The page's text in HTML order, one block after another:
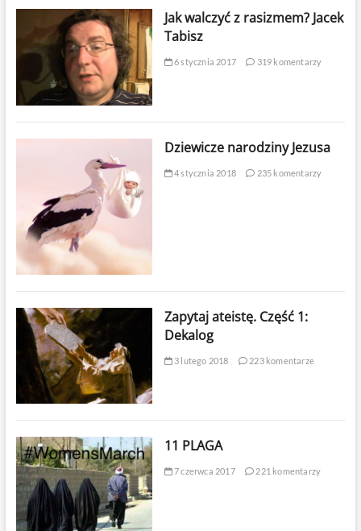
Jak walczyć z rasizmem? Jacek
Tabisz
6 stycznia 2017 319 komentarzy
Dziewicze narodziny Jezusa
4 stycznia 2018 235 komentarzy
Zapytaj ateistę. Część 1:
Dekalog
3 lutego 2018 223 komentarze
11 PLAGA
7 czerwca 2017 221 komentarzy